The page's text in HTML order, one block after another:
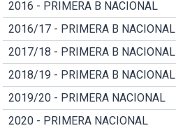
2016 - PRIMERA B NACIONAL
2016/17 - PRIMERA B NACIONAL
2017/18 - PRIMERA B NACIONAL
2018/19 - PRIMERA B NACIONAL
2019/20 - PRIMERA NACIONAL
2020 - PRIMERA NACIONAL